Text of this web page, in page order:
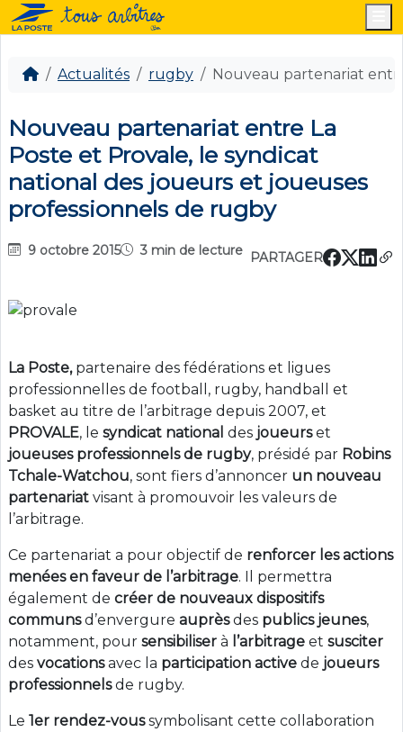
Actualités rugby Nouveau partenariat
Nouveau partenariat entre La
Poste et Provale, le syndicat
national des joueurs et joueuses
professionnels de rugby
9 octobre 2015 3 min de lecture PARTAGER
La Poste,partenaire des fédérations et ligues
professionnelles de football, rugby, handball et
basket au titre de l’arbitrage depuis 2007, et
PROVALE, le syndicat national des joueurset
joueuses professionnels de rugby, présidé par Robins
Tchale-Watchou, sont fiers d’annoncer un nouveau
partenariat visant à promouvoir les valeurs de
l’arbitrage.
Ce partenariat a pour objectif de renforcer les actions
menées en faveur de l’arbitrage. Il permettra
également de créer de nouveaux dispositifs
communsd’envergure auprèsdes publics jeunes,
notamment, pour sensibiliser à l’arbitrage et susciter
des vocationsavec la participation active de joueurs
professionnelsde rugby.
Le 1er rendez-voussymbolisant cette collaboration